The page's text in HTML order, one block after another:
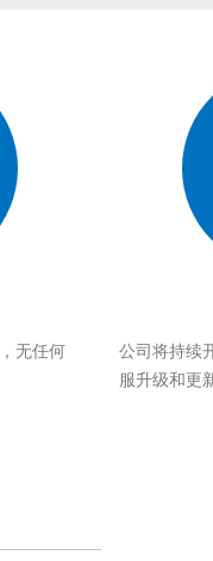
无任何
公司将持续
服升级和更